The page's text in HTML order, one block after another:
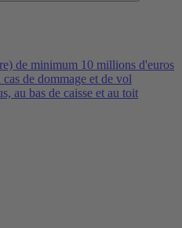
de minimum 10 millions d'euros
de dommage et de vol
au bas de caisse et au toit